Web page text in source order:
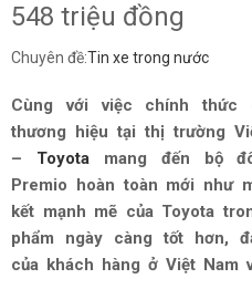
548 triệu đồng
Chuyên đề:Tin xe trong nước
Cùng với việc chính thức
thương hiệu tại thị trường
– Toyotamang đến bộ
Premio hoàn toàn mới như
kết mạnh mẽ của Toyota
phẩm ngày càng tốt hơn,
của khách hàng ở Việt Nam